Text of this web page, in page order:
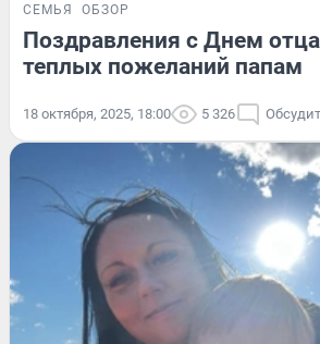
СЕМЬЯ ОБЗОР
Поздравления с Днем
теплых пожеланий папам
18 октября, 2025, 18:00 5 326